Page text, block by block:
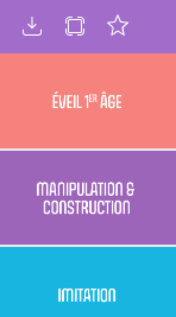
Consommateur
t ne prévoit pas
ou du service
la garantie
numérique ou
des
mise en œuvre